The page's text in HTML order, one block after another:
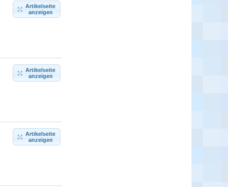
Artikelseite
anzeigen
Artikelseite
anzeigen
Artikelseite
anzeigen